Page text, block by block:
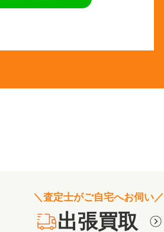
＼査定士がご自宅へお伺い／
出張買取